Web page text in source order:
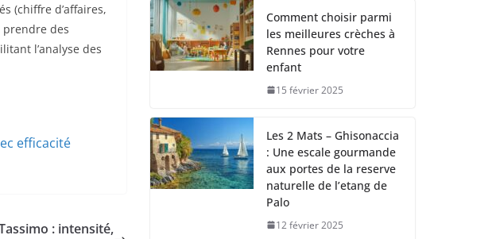
(chiffre d’affaires,
des
l’analyse des
efficacité
: intensité,
Comment choisir parmi
les meilleures crèches à
Rennes pour votre
enfant
15 février 2025
Les 2 Mats – Ghisonaccia
: Une escale gourmande
aux portes de la reserve
naturelle de l’etang de
Palo
12 février 2025